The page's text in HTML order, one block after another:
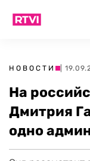
НОВОСТИ |
На
Дмитрия
одно